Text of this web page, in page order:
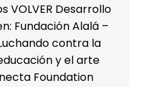
VOLVER Desarrollo
Fundación Alalá –
contra la
y el arte
Foundation